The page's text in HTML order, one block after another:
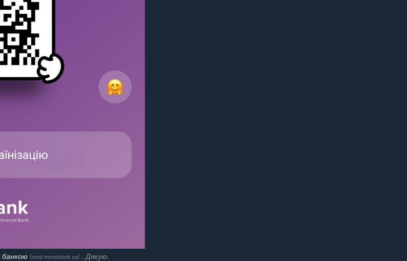
банкою [send.monobank.ua] . Дякую.